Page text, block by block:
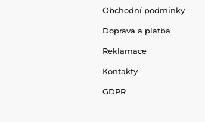
Obchodní podmínky
Doprava a platba
Reklamace
Kontakty
GDPR